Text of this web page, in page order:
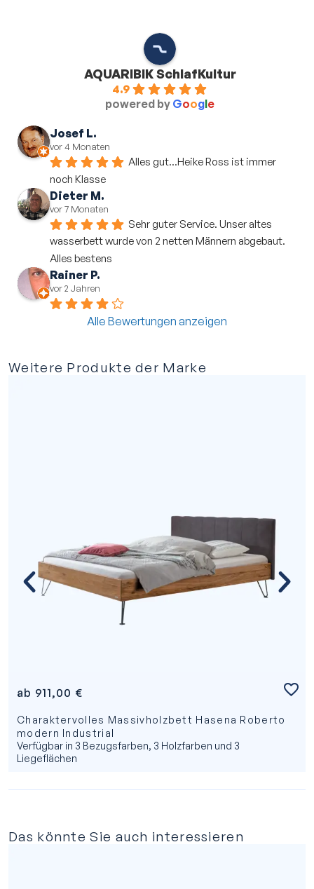
AQUARIBIK SchlafKultur
4.9
powered by Google
Josef L.
vor 4 Monaten
Alles gut...Heike Ross ist immer
noch Klasse
Dieter M.
vor 7 Monaten
Sehr guter Service. Unser altes
wasserbett wurde von 2 netten Männern abgebaut.
Alles bestens
Rainer P.
vor 2 Jahren
Alle Bewertungen anzeigen
Weitere Produkte der Marke
ab 911,00 €
Charaktervolles Massivholzbett Hasena Roberto
modern Industrial
Verfügbar in 3 Bezugsfarben, 3 Holzfarben und 3
Liegeflächen
Das könnte Sie auch interessieren